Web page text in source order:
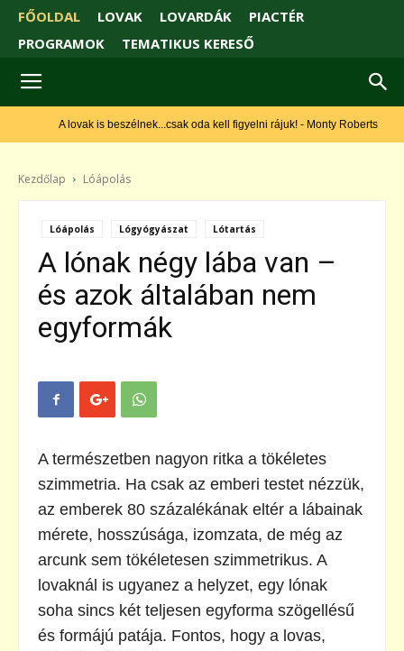
FŐOLDAL LOVAK LOVARDÁK
PIACTÉR
PROGRAMOK
TEMATIKUS KERESŐ
A lovak is beszélnek...csak oda kell figyelni rájuk! - Monty Roberts
Kezdőlap Lóápolás
Lóápolás Lógyógyászat Lótartás
A lónak négy lába van –
és azok általában nem
egyformák
A természetben nagyon ritka a tökéletes
szimmetria. Ha csak az emberi testet nézzük,
az emberek 80 százalékának eltér a lábainak
mérete, hosszúsága, izomzata, de még az
arcunk sem tökéletesen szimmetrikus. A
lovaknál is ugyanez a helyzet, egy lónak
soha sincs két teljesen egyforma szögellésű
és formájú patája. Fontos, hogy a lovas,